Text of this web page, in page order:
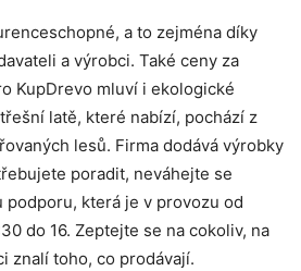
a to zejména díky
a výrobci. Také ceny za
KupDrevo mluví i ekologické
latě, které nabízí, pochází z
lesů. Firma dodává výrobky
poradit, neváhejte se
která je v provozu od
do 16. Zeptejte se na cokoliv, na
znalí toho, co prodávají.